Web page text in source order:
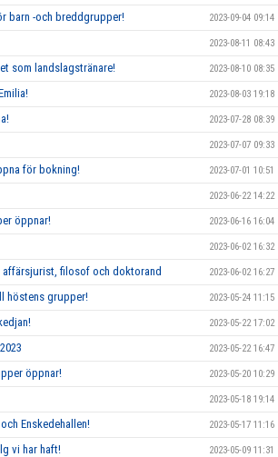
barn -och breddgrupper! 2023-09-04 09:14
2023-08-11 08:43
som landslagstränare! 2023-08-10 08:35
2023-08-03 19:18
2023-07-28 08:39
2023-07-07 09:33
för bokning! 2023-07-01 10:51
2023-06-22 14:22
öppnar! 2023-06-16 16:04
2023-06-02 16:32
affärsjurist, filosof och doktorand 2023-06-02 16:27
höstens grupper! 2023-05-24 11:15
2023-05-22 17:02
2023-05-22 16:47
öppnar! 2023-05-20 10:29
2023-05-18 19:14
Enskedehallen! 2023-05-17 11:16
vi har haft! 2023-05-09 11:31